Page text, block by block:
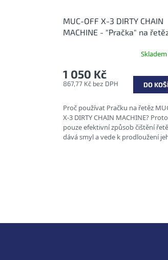
MUC-OFF X-3 DIRTY CHAIN
MACHINE - "Pračka" na
Skladem
867,77 Kč bez DPH
1 050 Kč
DO
Proč používat Pračku na řetěz
X-3 DIRTY CHAIN MACHINE?
pouze efektivní způsob čištění
dává smyl a vede k prodloužení